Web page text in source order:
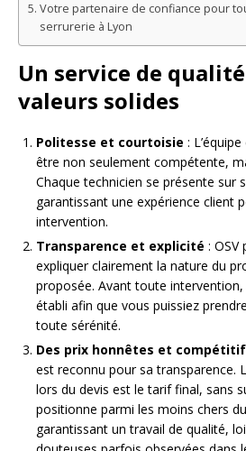
Votre partenaire de confiance pour
serrurerie à Lyon
Un service de
valeurs solides
Politesse et courtoisie :
être non seulement compétente,
Chaque technicien se présente sur
garantissant une expérience client
intervention.
Transparence et explicité : OSV
expliquer clairement la nature du
proposée. Avant toute
établi afin que vous puissiez
toute sérénité.
Des prix honnêtes et
est reconnu pour sa transparence.
lors du devis est le tarif final, sans
positionne parmi les moins chers
garantissant un travail de qualité,